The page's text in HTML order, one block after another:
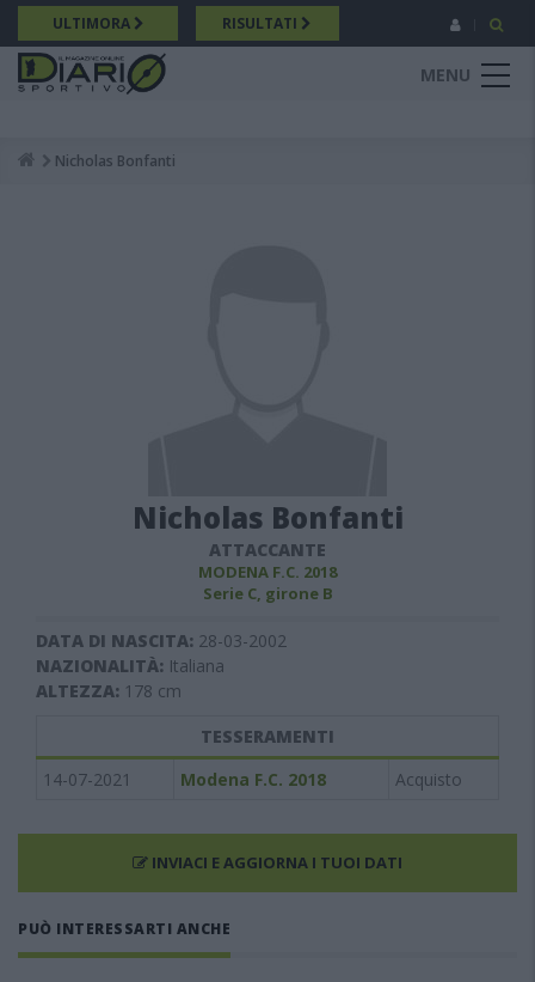
Salta
al
contenuto
principale
ULTIMORA RISULTATI
MENU
Breadcrumb
Nicholas Bonfanti
Nicholas Bonfanti
ATTACCANTE
MODENA F.C. 2018
Serie C, girone B
DATA DI NASCITA: 28-03-2002
NAZIONALITÀ: Italiana
ALTEZZA: 178 cm
TESSERAMENTI
14-07-2021
Modena F.C. 2018 Acquisto
INVIACI E AGGIORNA I TUOI DATI
PUÒ INTERESSARTI ANCHE